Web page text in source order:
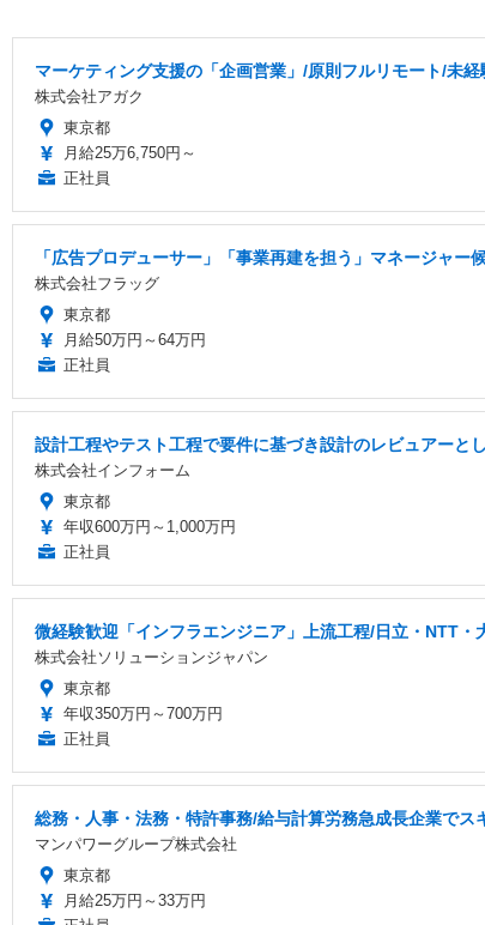
マーケティング支援の「企画営業」/原則フルリモート/未経
株式会社アガク
東京都
月給25万6,750円～
正社員
「広告プロデューサー」「事業再建を担う」マネージャー
株式会社フラッグ
東京都
月給50万円～64万円
正社員
設計工程やテスト工程で要件に基づき設計のレビュアーと
株式会社インフォーム
東京都
年収600万円～1,000万円
正社員
微経験歓迎「インフラエンジニア」上流工程/日立・NTT
株式会社ソリューションジャパン
東京都
年収350万円～700万円
正社員
総務・人事・法務・特許事務/給与計算労務急成長企業でス
マンパワーグループ株式会社
東京都
月給25万円～33万円